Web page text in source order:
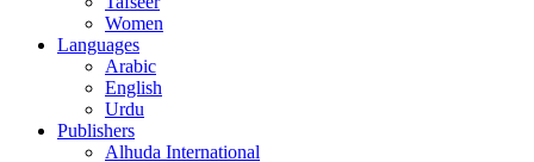
Women
Languages
Arabic
English
Urdu
Publishers
Alhuda International